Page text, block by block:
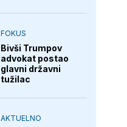
FOKUS
Bivši Trumpov
advokat postao
glavni državni
tužilac
AKTUELNO